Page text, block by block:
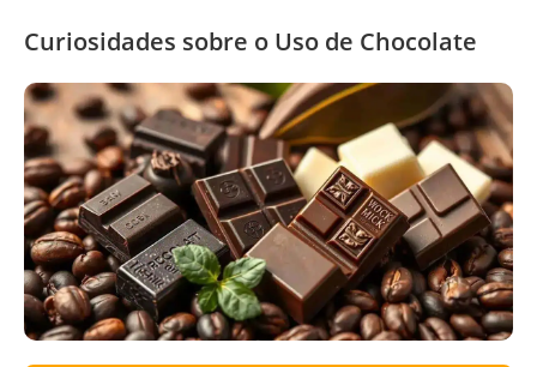
Curiosidades sobre o Uso de Chocolate